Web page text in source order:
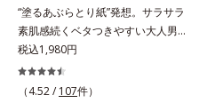
“塗るあぶらとり紙”発想。サラサラ
素肌感続くベタつきやすい大人男性
肌のための日焼け止めジェル。メン
ズブランド「オルビス ミスター」
の日焼け止めです。SPF50+・
税込1,980円
（4.52 / 107件）